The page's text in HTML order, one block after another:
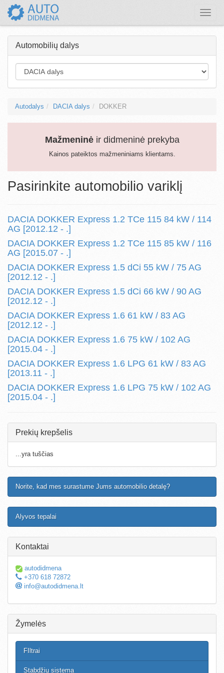
Toggle
Automobilių dalys
Autodalys DACIA dalys DOKKER
Mažmeninėir didmeninė prekyba
Kainos pateiktos mažmeniniams klientams.
Pasirinkite automobilio variklį
DACIA DOKKER Express 1.2 TCe 115 84 kW / 114
AG [2012.12 - .]
DACIA DOKKER Express 1.2 TCe 115 85 kW / 116
AG [2015.07 - .]
DACIA DOKKER Express 1.5 dCi 55 kW / 75 AG
[2012.12 - .]
DACIA DOKKER Express 1.5 dCi 66 kW / 90 AG
[2012.12 - .]
DACIA DOKKER Express 1.6 61 kW / 83 AG
[2012.12 - .]
DACIA DOKKER Express 1.6 75 kW / 102 AG
[2015.04 - .]
DACIA DOKKER Express 1.6 LPG 61 kW / 83 AG
[2013.11 - .]
DACIA DOKKER Express 1.6 LPG 75 kW / 102 AG
[2015.04 - .]
Prekių krepšelis
...yra tuščias
Norite, kad mes surastume Jums automobilio detalę?
Alyvos tepalai
Kontaktai
autodidmena
+370 618 72872
info@autodidmena.lt
Žymelės
FIltrai
Stabdžių sistema